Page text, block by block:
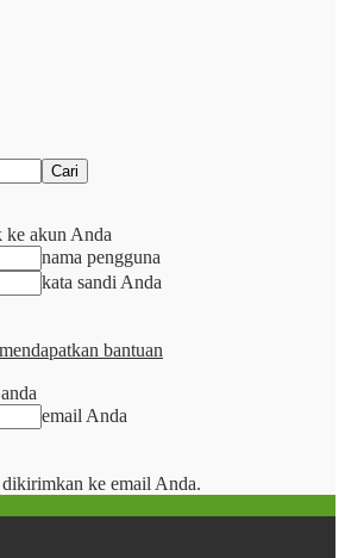
ke akun Anda
nama pengguna
kata sandi Anda
bantuan
email Anda
dikirimkan ke email Anda.